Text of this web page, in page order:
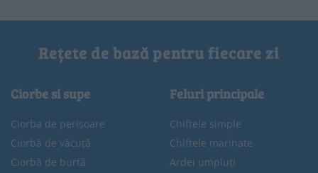
Rețete de bază pentru fiecare zi
Ciorbe si supe
Ciorba de perișoare
Ciorbă de văcuță
Ciorbă de burtă
Feluri principale
Chiftele simple
Chiftele marinate
Ardei umpluți